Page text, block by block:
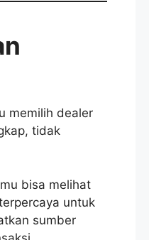
memilih dealer
tidak
bisa melihat
untuk
sumber